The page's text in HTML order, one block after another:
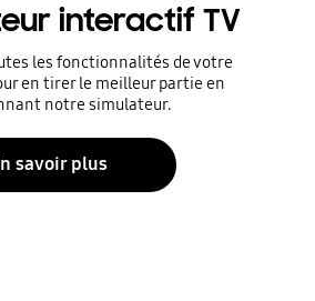
interactif TV
les fonctionnalités de votre
en tirer le meilleur partie en
notre simulateur.
savoir plus